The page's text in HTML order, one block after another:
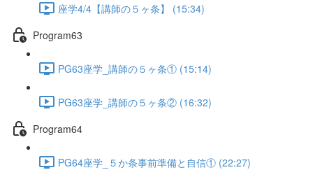
座学4/4【講師の５ヶ条】 (15:34)
Program63
PG63座学_講師の５ヶ条① (15:14)
PG63座学_講師の５ヶ条② (16:32)
Program64
PG64座学_５か条事前準備と自信① (22:27)